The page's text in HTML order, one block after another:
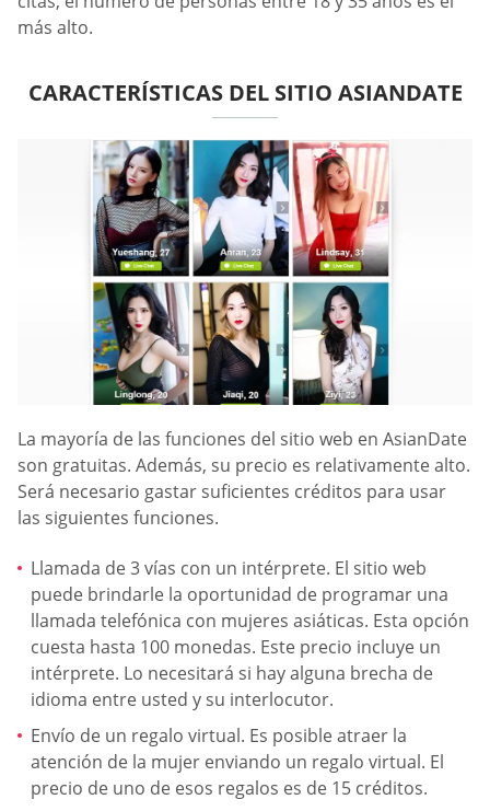
más alto.
CARACTERÍSTICAS DEL SITIO ASIANDATE
La mayoría de las funciones del sitio web en AsianDate
son gratuitas. Además, su precio es relativamente alto.
Será necesario gastar suficientes créditos para usar
las siguientes funciones.
Llamada de 3 vías con un intérprete. El sitio web
puede brindarle la oportunidad de programar una
llamada telefónica con mujeres asiáticas. Esta opción
cuesta hasta 100 monedas. Este precio incluye un
intérprete. Lo necesitará si hay alguna brecha de
idioma entre usted y su interlocutor.
Envío de un regalo virtual. Es posible atraer la
atención de la mujer enviando un regalo virtual. El
precio de uno de esos regalos es de 15 créditos.